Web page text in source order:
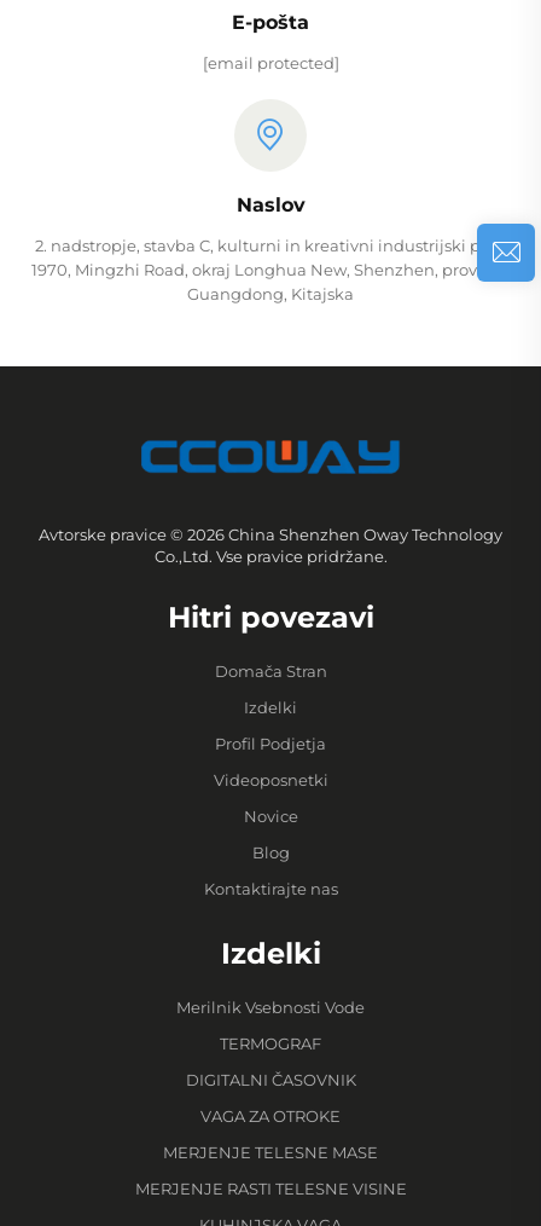
E-pošta
[email protected]
Naslov
2. nadstropje, stavba C, kulturni in kreativni industrijski park
1970, Mingzhi Road, okraj Longhua New, Shenzhen, provinca
Guangdong, Kitajska
Avtorske pravice © 2026 China Shenzhen Oway Technology
Co.,Ltd. Vse pravice pridržane.
Hitri povezavi
Domača Stran
Izdelki
Profil Podjetja
Videoposnetki
Novice
Blog
Kontaktirajte nas
Izdelki
Merilnik Vsebnosti Vode
TERMOGRAF
DIGITALNI ČASOVNIK
VAGA ZA OTROKE
MERJENJE TELESNE MASE
MERJENJE RASTI TELESNE VISINE